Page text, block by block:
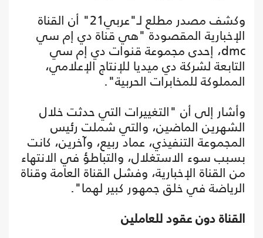
وكشف مصدر مطلع لـ"عربي21" أن القناة
الإخبارية المقصودة "هي قناة دي إم سي
dmc، إحدى مجموعة قنوات دي إم سي
التابعة لشركة دي ميديا للإنتاج الإعلامي،
المملوكة للمخابرات الحربية".
وأشار إلى أن "التغييرات التي حدثت خلال
الشهرين الماضين، والتي شملت رئيس
المجموعة التنفيذي، عماد ربيع، وآخرين، كانت
بسبب سوء الاستغلال، والتباطؤ في الانتهاء
من القناة الإخبارية، وفشل القناة العامة وقناة
الرياضة في خلق جمهور كبير لهما".
القناة دون عقود للعاملين